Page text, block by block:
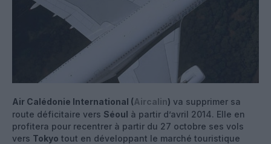
Air Calédonie International (Aircalin) va supprimer sa
route déficitaire vers Séoul à partir d’avril 2014. Elle en
profitera pour recentrer à partir du 27 octobre ses vols
vers Tokyo tout en développant le marché touristique